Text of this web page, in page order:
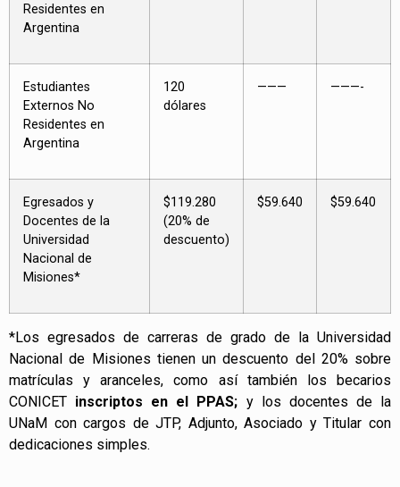
Residentes en
Argentina
Estudiantes
Externos No
Residentes en
Argentina
120
dólares
——— ———-
Egresados y
Docentes de la
Universidad
Nacional de
Misiones*
$119.280
(20% de
descuento)
$59.640 $59.640
*Los egresados de carreras de grado de la Universidad
Nacional de Misiones tienen un descuento del 20% sobre
matrículas y aranceles, como así también los becarios
CONICET inscriptos en el PPAS; y los docentes de la
UNaM con cargos de JTP, Adjunto, Asociado y Titular con
dedicaciones simples.